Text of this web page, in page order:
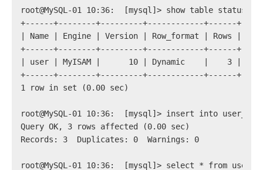
root@MySQL-01 10:36:  [mysql]> show table status
+------+--------+---------+------------+------
| Name | Engine | Version | Row_format | Rows
+------+--------+---------+------------+------
| user | MyISAM |      10 | Dynamic    |    3 |
+------+--------+---------+------------+------
1 row in set (0.00 sec)
root@MySQL-01 10:36:  [mysql]> insert into user_1
Query OK, 3 rows affected (0.00 sec)
Records: 3  Duplicates: 0  Warnings: 0
root@MySQL-01 10:36:  [mysql]> select * from